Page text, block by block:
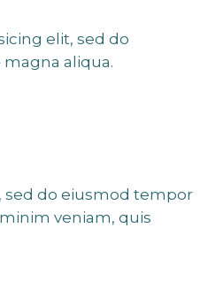
elit, sed do
aliqua.
sed do eiusmod tempor
veniam, quis